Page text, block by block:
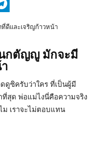
นกตัญญู มักจะมี
ดูซิครับว่าใคร ที่เป็นผู้มี
ที่สุด พ่อแม่ไงนี่คือความจริง
ม เราจะไม่ตอบแทน